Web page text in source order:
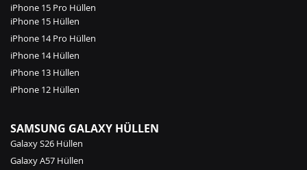
iPhone 15 Pro Hüllen
iPhone 15 Hüllen
iPhone 14 Pro Hüllen
iPhone 14 Hüllen
iPhone 13 Hüllen
iPhone 12 Hüllen
SAMSUNG GALAXY HÜLLEN
Galaxy S26 Hüllen
Galaxy A57 Hüllen